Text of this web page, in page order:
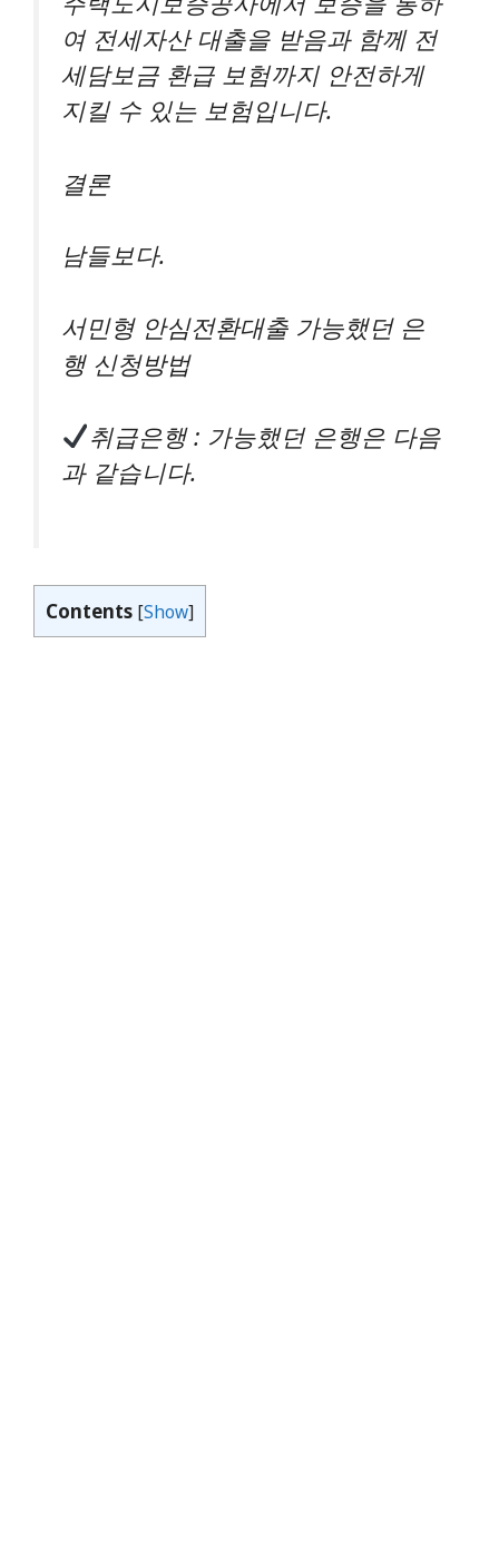
여 전세자산 대출을 받음과 함께 전
세담보금 환급 보험까지 안전하게
지킬 수 있는 보험입니다.
결론
남들보다.
서민형 안심전환대출 가능했던 은
행 신청방법
취급은행 : 가능했던 은행은 다음
과 같습니다.
Contents [Show]